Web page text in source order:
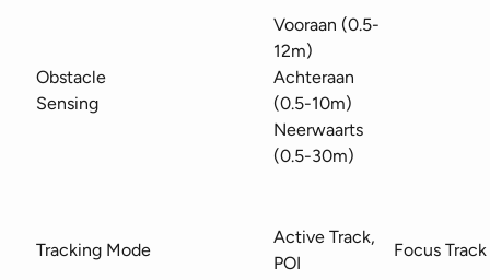
Obstacle
Sensing
Vooraan (0.5-
12m)
Achteraan
(0.5-10m)
Neerwaarts
(0.5-30m)
Tracking Mode
Active Track,
POI
Focus Track